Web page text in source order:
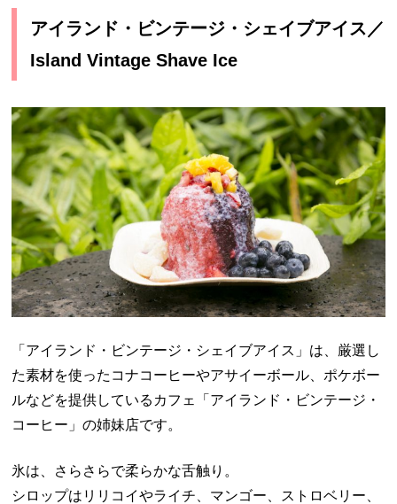
アイランド・ビンテージ・シェイブアイス／
Island Vintage Shave Ice
「アイランド・ビンテージ・シェイブアイス」は、厳選し
た素材を使ったコナコーヒーやアサイーボール、ポケボー
ルなどを提供しているカフェ「アイランド・ビンテージ・
コーヒー」の姉妹店です。
氷は、さらさらで柔らかな舌触り。
シロップはリリコイやライチ、マンゴー、ストロベリー、